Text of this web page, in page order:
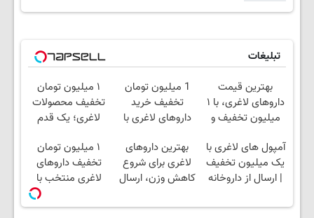
تبلیغات
بهترین قیمت
داروهای لاغری، با ۱
میلیون تخفیف و
1 میلیون تومان
تخفیف خرید
داروهای لاغری با
پک یخ!
۱ میلیون تومان
تخفیف محصولات
لاغری؛ یک قدم
کاهش وزن
آمپول های لاغری با
یک میلیون تخفیف
| ارسال از داروخانه
بهترین داروهای
لاغری برای شروع
کاهش وزن، ارسال
نزدیکت!
۱ میلیون تومان
تخفیف داروهای
لاغری منتخب با
ارسال از داروخانه
نزدیکت